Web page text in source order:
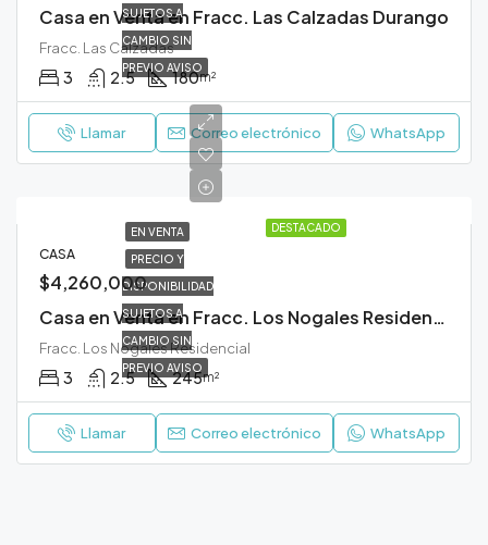
SUJETOS A
CAMBIO SIN
PREVIO AVISO
Casa en Venta en Fracc. Las Calzadas Durango
Fracc. Las Calzadas
3 2.5 180m²
Llamar Correo electrónico WhatsApp
DESTACADO
EN VENTA
PRECIO Y
DISPONIBILIDAD
SUJETOS A
CAMBIO SIN
PREVIO AVISO
CASA
$4,260,000
Casa en Venta en Fracc. Los Nogales Residencial Durango
Fracc. Los Nogales Residencial
3 2.5 245m²
Llamar Correo electrónico WhatsApp